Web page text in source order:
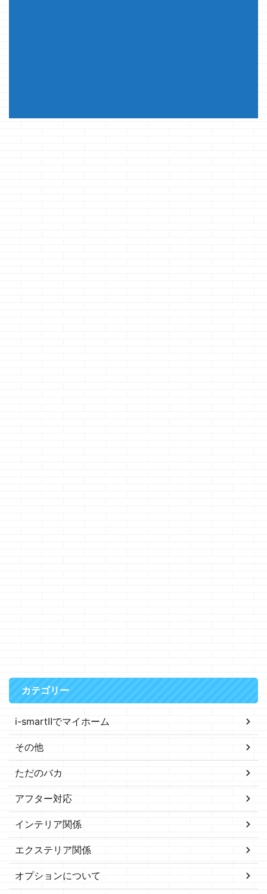
カテゴリー
i-smartⅡでマイホーム
その他
ただのバカ
アフター対応
インテリア関係
エクステリア関係
オプションについて